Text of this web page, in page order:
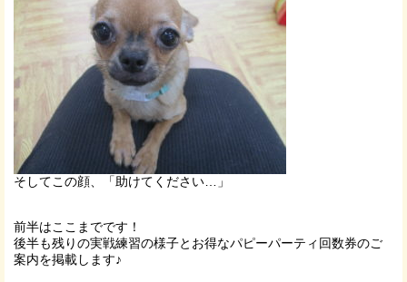
そしてこの顔、「助けてください…」
前半はここまでです！
後半も残りの実戦練習の様子とお得なパピーパーティ回数券のご
案内を掲載します♪